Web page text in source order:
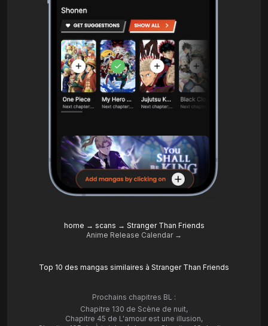
home → scans → Stranger Than Friends
Anime Release Calendar →
Top 10 des mangas similaires à Stranger Than Friends
Prochains chapitres BL :
Chapitre 130 de Scène de nuit,
Chapitre 45 de L'amour est une illusion,